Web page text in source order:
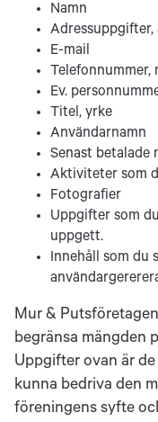
Namn
Adressuppgifter,
E-mail
Telefonnummer,
Ev.
Titel, yrke
Användarnamn
Senast betalade
Aktiviteter som
Fotografier
Uppgifter som
uppgett.
Innehåll som du
Mur &
begränsa mängden
Uppgifter ovan är
kunna bedriva den
föreningens syfte